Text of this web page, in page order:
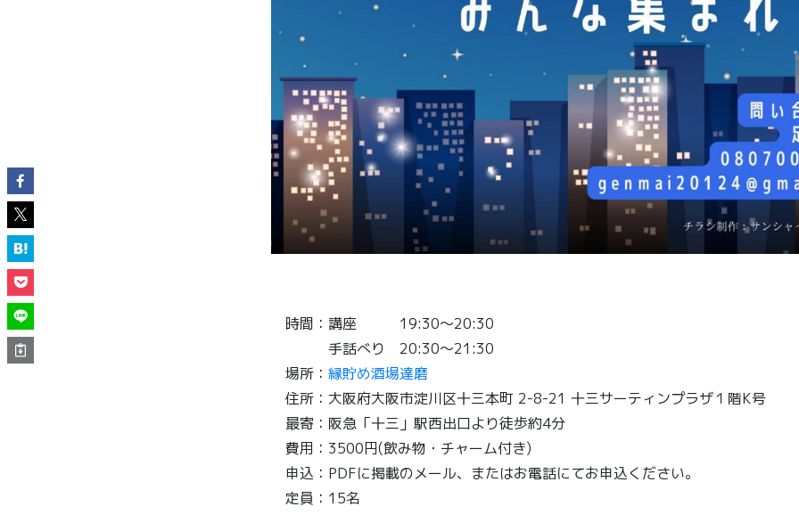
時間：講座 19:30〜20:30
手話べり 20:30〜21:30
場所： 縁貯め酒場達磨
住所：大阪府大阪市淀川区十三本町 2-8-21 十三サーティンプラザ１階K号
最寄：阪急「十三」駅西出口より徒歩約4分
費用：3500円(飲み物・チャーム付き)
申込：PDFに掲載のメール、またはお電話にてお申込ください。
定員：15名